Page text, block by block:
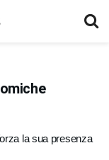
la sua presenza